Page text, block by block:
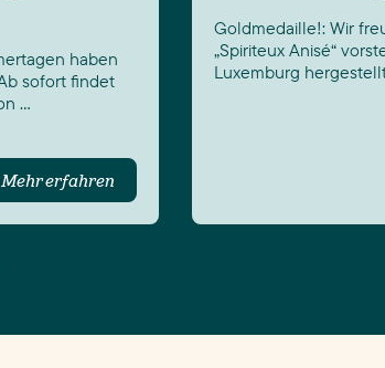
haben
sofort findet
…
Mehr erfahren
Goldmedaille!: Wir
„Spiriteux Anisé“
Luxemburg